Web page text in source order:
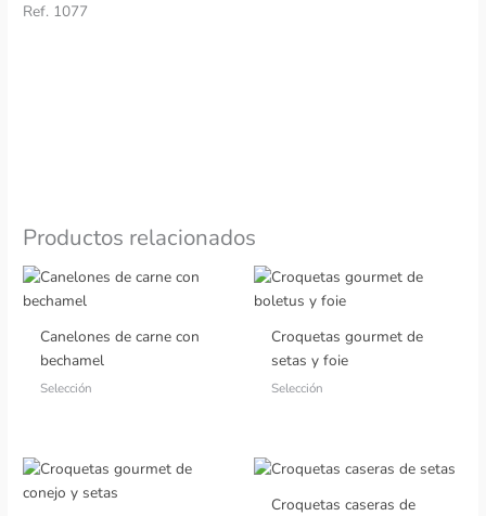
Ref. 1077
Productos relacionados
Canelones de carne con
bechamel
Selección
Croquetas gourmet de
setas y foie
Selección
Croquetas caseras de